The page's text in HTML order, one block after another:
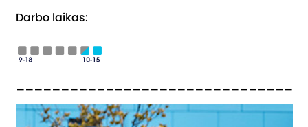
Darbo laikas:
_______________________________